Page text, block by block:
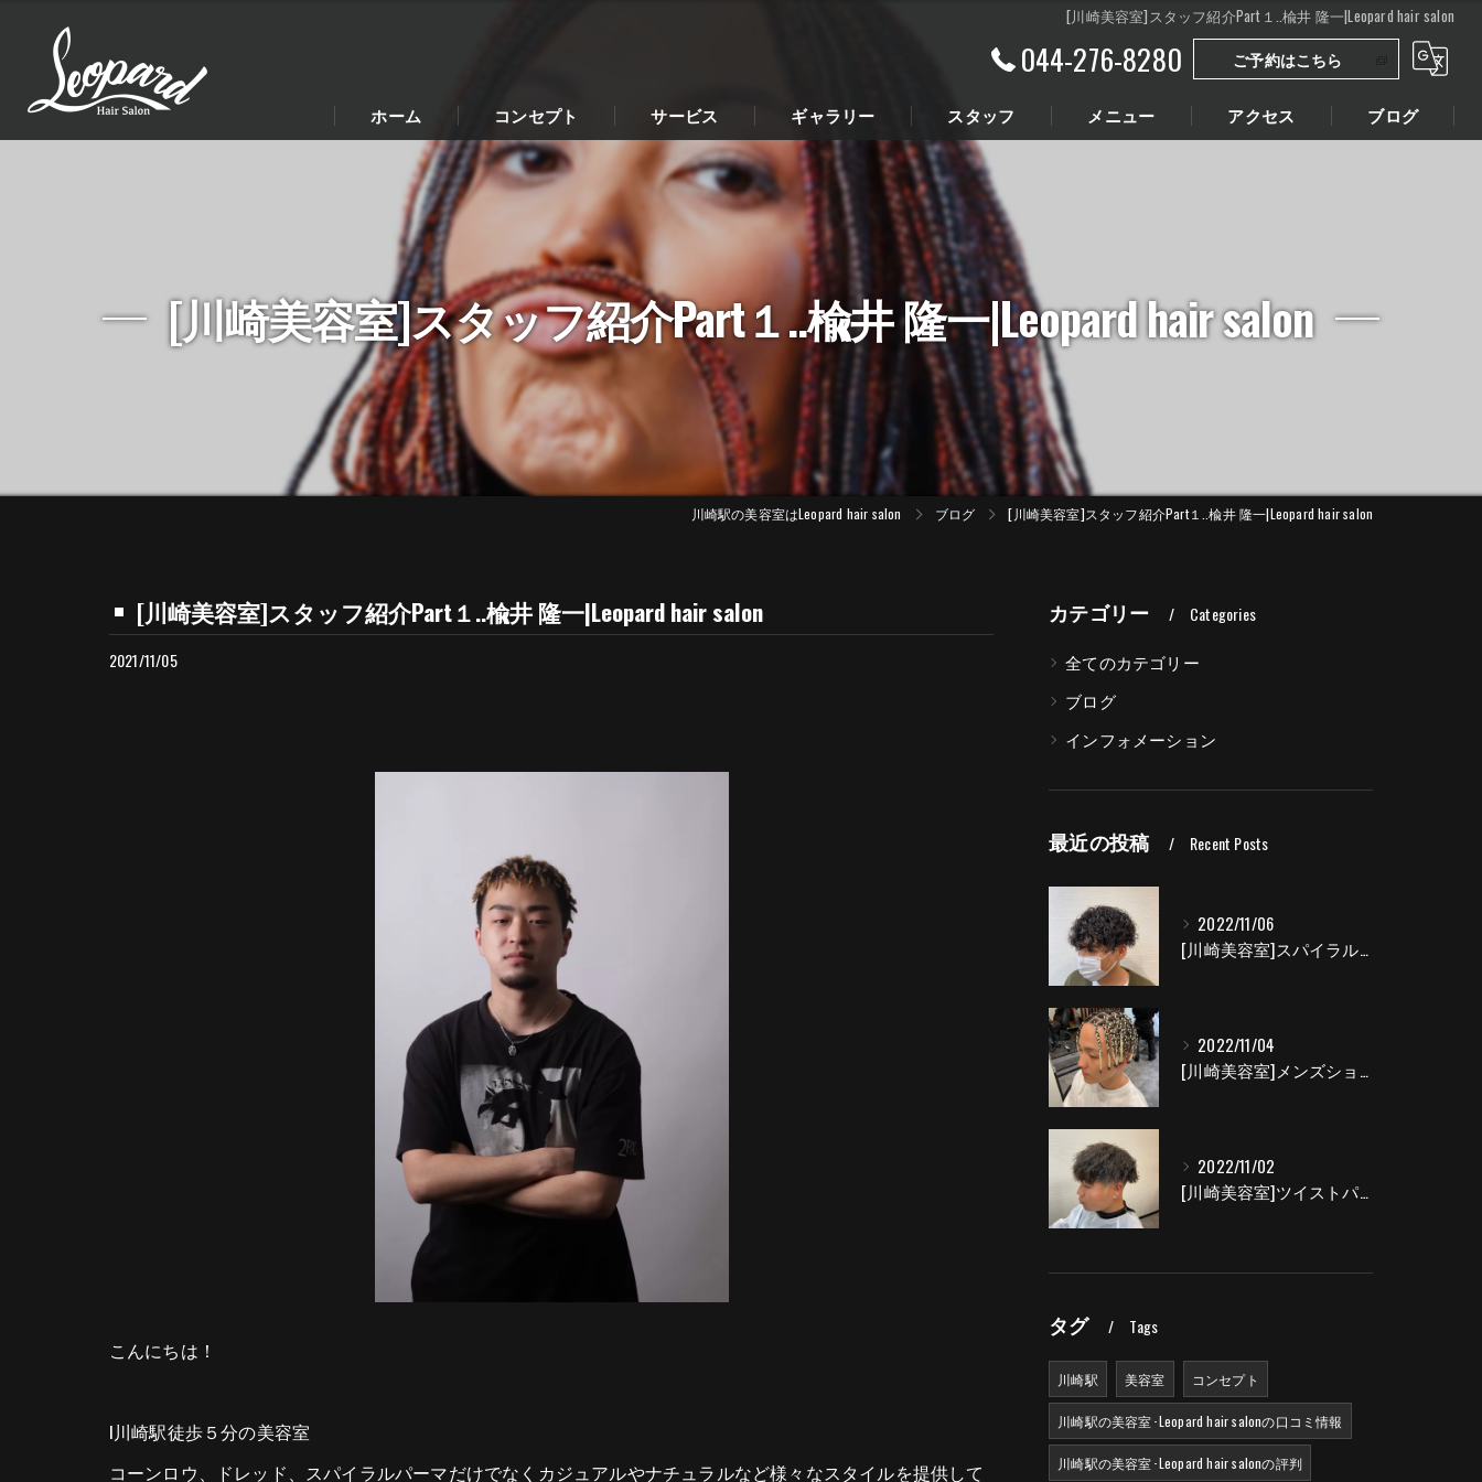
[川崎美容室]スタッフ紹介Part１..楡井 隆一|Leopard hair salon
044-276-8280 ご予約はこちら
ホーム コンセプト サービス ギャラリー スタッフ メニュー アクセス ブログ
[川崎美容室]スタッフ紹介Part１..楡井 隆一|Leopard hair salon
川崎駅の美容室はLeopard hair salon ブログ [川崎美容室]スタッフ紹介Part１..楡井 隆一|Leopard hair salon
[川崎美容室]スタッフ紹介Part１..楡井 隆一|Leopard hair salon
2021/11/05
こんにちは！
l川崎駅徒歩５分の美容室
コーンロウ、ドレッド、スパイラルパーマだけでなくカジュアルやナチュラルなど様々なスタイルを提供して
カテゴリー Categories
全てのカテゴリー
ブログ
インフォメーション
最近の投稿 Recent Posts
2022/11/06
[川崎美容室]スパイラルパーマ|Leopard hair salon
2022/11/04
[川崎美容室]メンズショートブレイズ|Leopard hair salon
2022/11/02
[川崎美容室]ツイストパーマ|Leopard hair salon
タグ Tags
川崎駅 美容室 コンセプト
川崎駅の美容室･Leopard hair salonの口コミ情報
川崎駅の美容室･Leopard hair salonの評判